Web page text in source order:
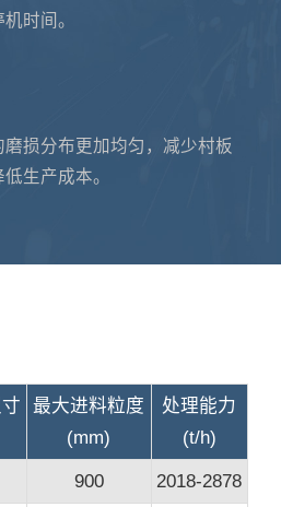
时间。
磨损分布更加均匀，减少村板
生产成本。
最大进料粒度
(mm)
处理能力
(t/h)
900 2018-2878